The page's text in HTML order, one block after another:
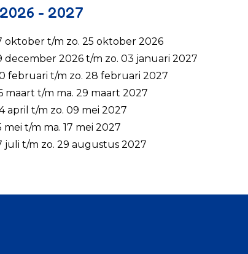
- 2027
oktober t/m zo. 25 oktober 2026
december 2026 t/m zo. 03 januari 2027
februari t/m zo. 28 februari 2027
maart t/m ma. 29 maart 2027
april t/m zo. 09 mei 2027
mei t/m ma. 17 mei 2027
juli t/m zo. 29 augustus 2027